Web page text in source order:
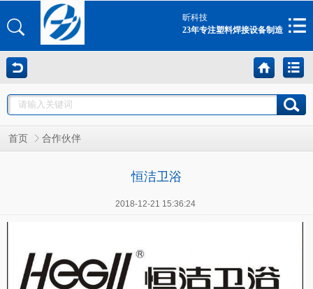
昕科技
23年专注塑料焊接设备制造
首页 合作伙伴
恒洁卫浴
2018-12-21 15:36:24